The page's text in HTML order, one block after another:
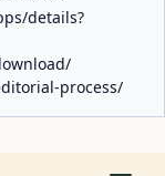
details?
process/